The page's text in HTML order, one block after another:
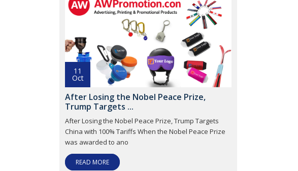
11
Oct
After Losing the Nobel Peace Prize,
Trump Targets ...
After Losing the Nobel Peace Prize, Trump Targets
China with 100% Tariffs When the Nobel Peace Prize
was awarded to ano
READ MORE